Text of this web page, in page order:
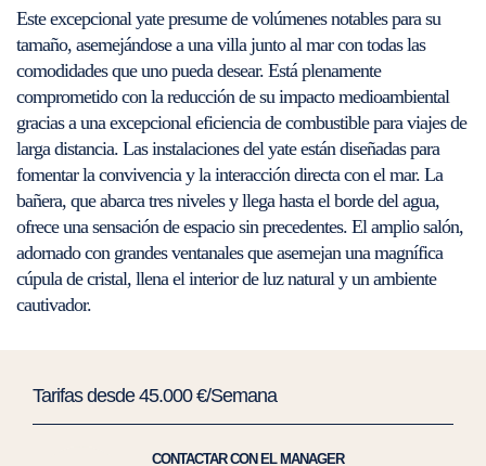
Este excepcional yate presume de volúmenes notables para su
tamaño, asemejándose a una villa junto al mar con todas las
comodidades que uno pueda desear. Está plenamente
comprometido con la reducción de su impacto medioambiental
gracias a una excepcional eficiencia de combustible para viajes de
larga distancia. Las instalaciones del yate están diseñadas para
fomentar la convivencia y la interacción directa con el mar. La
bañera, que abarca tres niveles y llega hasta el borde del agua,
ofrece una sensación de espacio sin precedentes. El amplio salón,
adornado con grandes ventanales que asemejan una magnífica
cúpula de cristal, llena el interior de luz natural y un ambiente
cautivador.
Tarifas desde 45.000 €/Semana
CONTACTAR CON EL MANAGER